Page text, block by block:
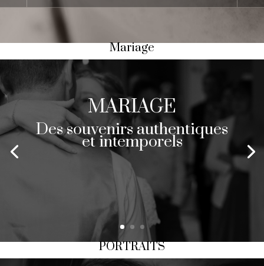
Mariage
MARIAGE
Des souvenirs authentiques
et intemporels
PORTRAITS